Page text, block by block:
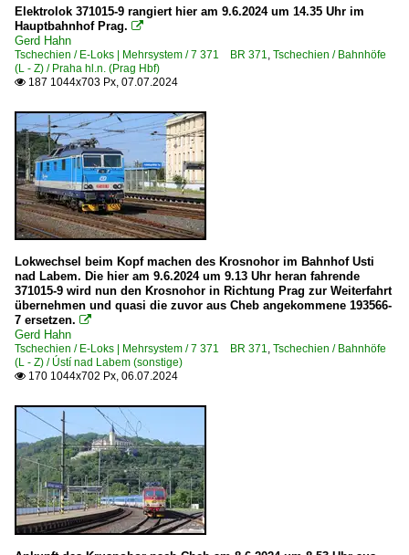
Elektrolok 371015-9 rangiert hier am 9.6.2024 um 14.35 Uhr im
Hauptbahnhof Prag. 
Gerd Hahn
Tschechien / E-Loks | Mehrsystem / 7 371 BR 371, Tschechien / Bahnhöfe
(L - Z) / Praha hl.n. (Prag Hbf)
 187 1044x703 Px, 07.07.2024
Lokwechsel beim Kopf machen des Krosnohor im Bahnhof Usti
nad Labem. Die hier am 9.6.2024 um 9.13 Uhr heran fahrende
371015-9 wird nun den Krosnohor in Richtung Prag zur Weiterfahrt
übernehmen und quasi die zuvor aus Cheb angekommene 193566-
7 ersetzen. 
Gerd Hahn
Tschechien / E-Loks | Mehrsystem / 7 371 BR 371, Tschechien / Bahnhöfe
(L - Z) / Ústí nad Labem (sonstige)
 170 1044x702 Px, 06.07.2024